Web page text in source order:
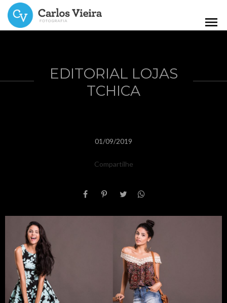
menu
EDITORIAL LOJAS
TCHICA
01/09/2019
Compartilhe